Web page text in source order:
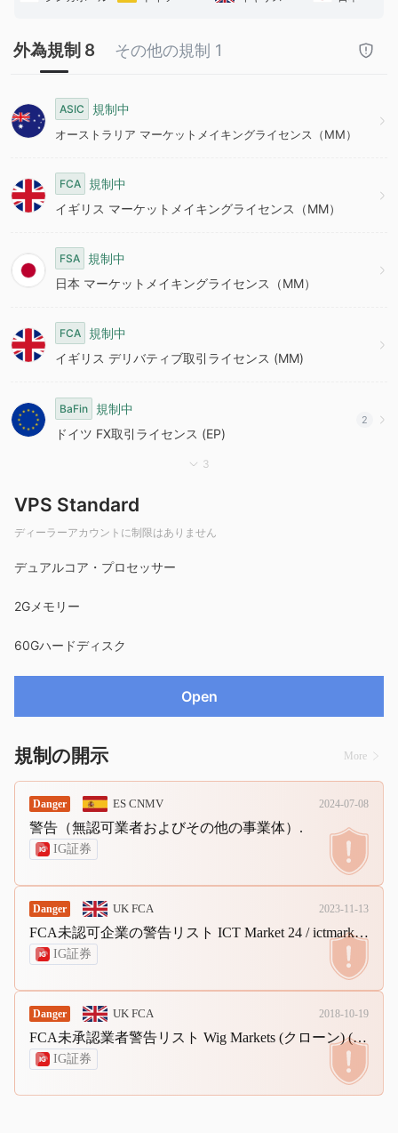
9
外為規制 8 その他の規制 1
ASIC 規制中
オーストラリア マーケットメイキングライセンス（MM）
FCA
規制中
イギリス マーケットメイキングライセンス（MM）
FSA
規制中
日本 マーケットメイキングライセンス（MM）
FCA
規制中
イギリス デリバティブ取引ライセンス (MM)
BaFin
規制中
ドイツ FX取引ライセンス (EP)
2
3
VPS Standard
ディーラーアカウントに制限はありません
デュアルコア・プロセッサー
2Gメモリー
60Gハードディスク
Open
規制の開示 More
Danger ES CNMV 2024-07-08
警告（無認可業者およびその他の事業体）.
IG証券
Danger UK FCA 2023-11-13
FCA未認可企業の警告リスト ICT Market 24 / ictmarket24.com (FCA認可企業のクローン).
IG証券
Danger UK FCA 2018-10-19
FCA未承認業者警告リスト Wig Markets (クローン) (FCA認可企業のクローン).
IG証券